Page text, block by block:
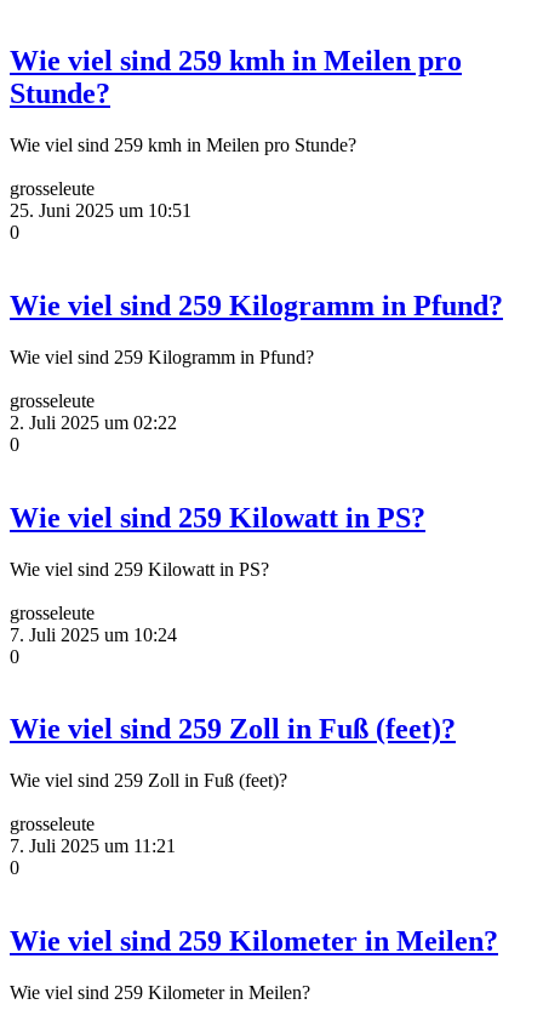
Wie viel sind 259 kmh in Meilen pro
Stunde?
Wie viel sind 259 kmh in Meilen pro Stunde?
grosseleute
25. Juni 2025 um 10:51
0
Wie viel sind 259 Kilogramm in Pfund?
Wie viel sind 259 Kilogramm in Pfund?
grosseleute
2. Juli 2025 um 02:22
0
Wie viel sind 259 Kilowatt in PS?
Wie viel sind 259 Kilowatt in PS?
grosseleute
7. Juli 2025 um 10:24
0
Wie viel sind 259 Zoll in Fuß (feet)?
Wie viel sind 259 Zoll in Fuß (feet)?
grosseleute
7. Juli 2025 um 11:21
0
Wie viel sind 259 Kilometer in Meilen?
Wie viel sind 259 Kilometer in Meilen?